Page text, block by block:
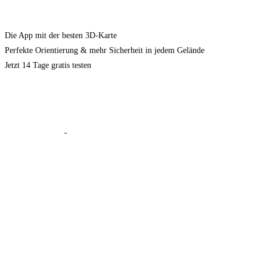
Die App mit der besten 3D-Karte
Perfekte Orientierung & mehr Sicherheit in jedem Gelände
Jetzt 14 Tage gratis testen